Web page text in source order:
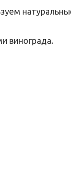
винограда.